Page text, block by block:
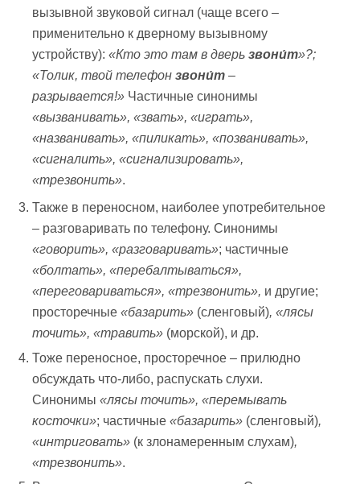
вызывной звуковой сигнал (чаще всего –
применительно к дверному вызывному
устройству):«Кто это там в дверьзвони́т»?;
«Толик, твой телефонзвони́т –
разрывается!» Частичные синонимы
«вызванивать», «звать», «играть»,
«названивать», «пиликать», «позванивать»,
«сигналить», «сигнализировать»,
«трезвонить».
Также в переносном, наиболее употребительное
– разговаривать по телефону. Синонимы
«говорить», «разговаривать»; частичные
«болтать», «перебалтываться»,
«переговариваться», «трезвонить», и другие;
просторечные«базарить» (сленговый), «лясы
точить», «травить» (морской), и др.
Тоже переносное, просторечное – прилюдно
обсуждать что-либо, распускать слухи.
Синонимы«лясы точить», «перемывать
косточки»; частичные«базарить» (сленговый),
«интриговать» (к злонамеренным слухам),
«трезвонить».